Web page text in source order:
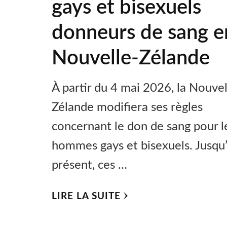
gays et bisexuels
donneurs de sang
Nouvelle-Zélande
À partir du 4 mai 2026, la
Zélande modifiera ses règles
concernant le don de sang pour
hommes gays et bisexuels.
présent, ces …
LIRE LA SUITE